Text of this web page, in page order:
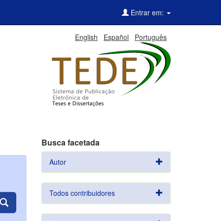
Entrar em:
English Español Português
Busca facetada
Autor
Todos contribuidores